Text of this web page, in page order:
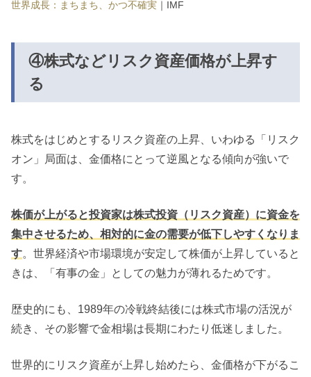
世界成長：まちまち、かつ不確実 ｜IMF
④株式などリスク資産価格が上昇す
る
株式をはじめとするリスク資産の上昇、いわゆる「リスク
オン」局面は、金価格にとって逆風となる傾向が強いで
す。
株価が上がると投資家は株式投資（リスク資産）に資金を
集中させるため、相対的に金の需要が低下しやすくなりま
す。世界経済や市場環境が安定して株価が上昇していると
きは、「有事の金」としての魅力が薄れるためです。
歴史的にも、1989年の冷戦終結後には株式市場の活況が
続き、その影響で金相場は長期にわたり低迷しました。
世界的にリスク資産が上昇し始めたら、金価格が下がるこ